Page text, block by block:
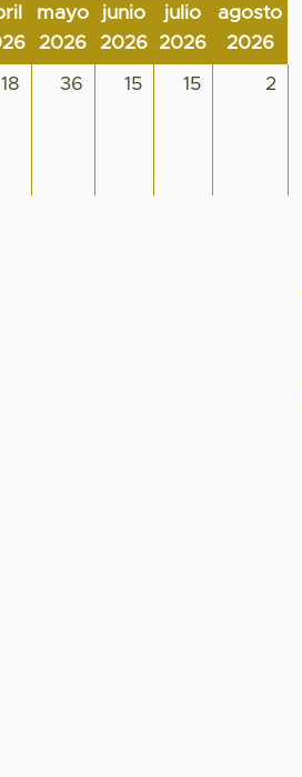
mayo
2026
junio
2026
julio
2026
agosto
2026
18 36 15 15 2